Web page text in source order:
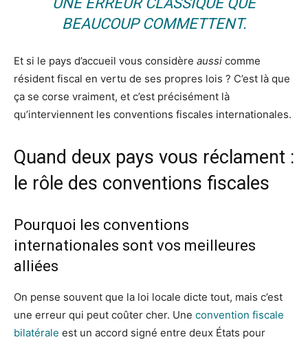
BEAUCOUP COMMETTENT.
Et si le pays d’accueil vous considère aussi comme
résident fiscal en vertu de ses propres lois ? C’est là que
ça se corse vraiment, et c’est précisément là
qu’interviennent les conventions fiscales internationales.
Quand deux pays vous réclament :
le rôle des conventions fiscales
Pourquoi les conventions
internationales sont vos meilleures
alliées
On pense souvent que la loi locale dicte tout, mais c’est
une erreur qui peut coûter cher. Une convention fiscale
bilatérale est un accord signé entre deux États pour